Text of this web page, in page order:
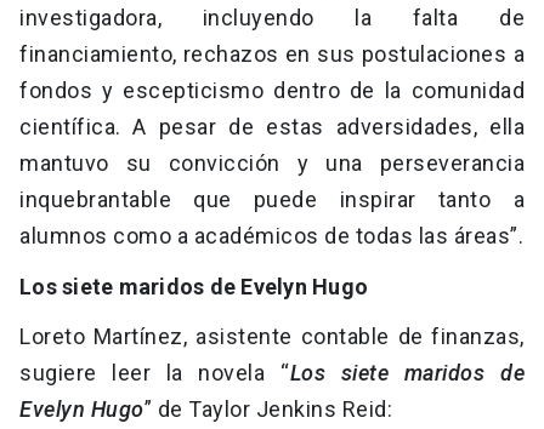
investigadora, incluyendo la falta de
financiamiento, rechazos en sus postulaciones a
fondos y escepticismo dentro de la comunidad
científica. A pesar de estas adversidades, ella
mantuvo su convicción y una perseverancia
inquebrantable que puede inspirar tanto a
alumnos como a académicos de todas las áreas”.
Los siete maridos de Evelyn Hugo
Loreto Martínez, asistente contable de finanzas,
sugiere leer la novela “Los siete maridos de
Evelyn Hugo” de Taylor Jenkins Reid: